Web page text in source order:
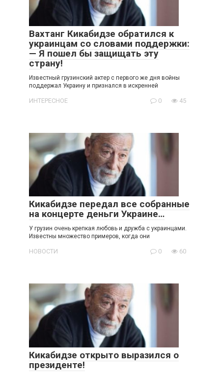
Вахтанг Кикабидзе обратился к
украинцам со словами поддержки:
— Я пошел бы защищать эту
страну!
Известный грузинский актер с первого же дня войны
поддержал Украину и признался в искренней
ИНТЕРЕСНОЕ 0 45
Кикабидзе передал все собранные
на концерте деньги Украине…
У грузин очень крепкая любовь и дружба с украинцами.
Известны множество примеров, когда они
НОВОСТИ 0 60
Кикабидзе открыто выразился о
президенте!